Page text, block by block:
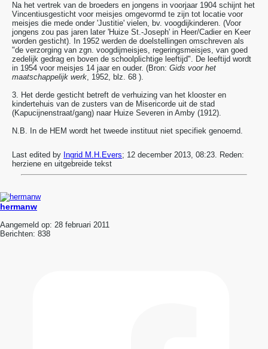
Na het vertrek van de broeders en jongens in voorjaar 1904 schijnt het
Vincentiusgesticht voor meisjes omgevormd te zijn tot locatie voor
meisjes die mede onder 'Justitie' vielen, bv. voogdijkinderen. (Voor
jongens zou pas jaren later 'Huize St.-Joseph' in Heer/Cadier en Keer
worden gesticht). In 1952 werden de doelstellingen omschreven als
"de verzorging van zgn. voogdijmeisjes, regeringsmeisjes, van goed
zedelijk gedrag en boven de schoolplichtige leeftijd". De leeftijd wordt
in 1954 voor meisjes 14 jaar en ouder. (Bron: Gids voor het
maatschappelijk werk, 1952, blz. 68 ).
3. Het derde gesticht betreft de verhuizing van het klooster en
kindertehuis van de zusters van de Misericorde uit de stad
(Kapucijnenstraat/gang) naar Huize Severen in Amby (1912).
N.B. In de HEM wordt het tweede instituut niet specifiek genoemd.
Last edited by Ingrid M.H.Evers; 12 december 2013, 08:23. Reden:
herziene en uitgebreide tekst
hermanw
Aangemeld op: 28 februari 2011
Berichten: 838